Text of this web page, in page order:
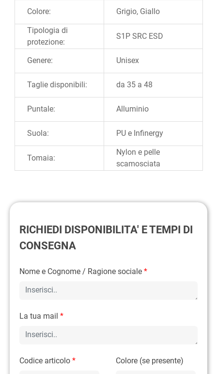
Colore: Grigio, Giallo
Tipologia di
protezione:
S1P SRC ESD
Genere: Unisex
Taglie disponibili: da 35 a 48
Puntale: Alluminio
Suola: PU e Infinergy
Tomaia:
Nylon e pelle
scamosciata
RICHIEDI DISPONIBILITA' E TEMPI DI
CONSEGNA
Nome e Cognome / Ragione sociale *
La tua mail *
Codice articolo * Colore (se presente)